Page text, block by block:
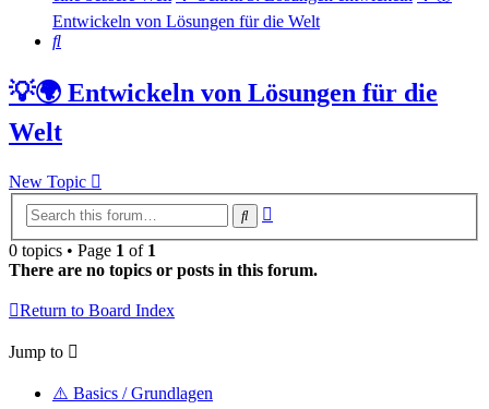
Entwickeln von Lösungen für die Welt
Search
💡🌍 Entwickeln von Lösungen für die
Welt
New Topic
Search
0 topics • Page 1 of 1
There are no topics or posts in this forum.
Return to Board Index
Jump to
⚠️ Basics / Grundlagen